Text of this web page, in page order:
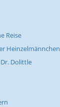
Reise
Heinzelmännchen
Dolittle